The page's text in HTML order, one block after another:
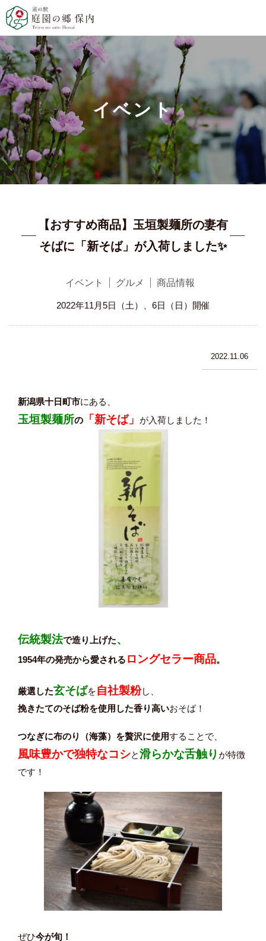
イベント
【おすすめ商品】玉垣製麺所の妻有
そばに「新そば」が入荷しました✨
イベント グルメ 商品情報
2022年11月5日（土）、6日（日）開催
2022.11.06
新潟県十日町市にある、
玉垣製麺所の 「新そば」 が入荷しました！
伝統製法で造り上げた、
1954年の発売から愛される ロングセラー商品。
厳選した玄そばを自社製粉し、
挽きたてのそば粉を使用した香り高いおそば！
つなぎに布のり（海藻）を贅沢に使用することで、
風味豊かで独特なコシと滑らかな舌触り が特徴
です！
ぜひ今が旬！